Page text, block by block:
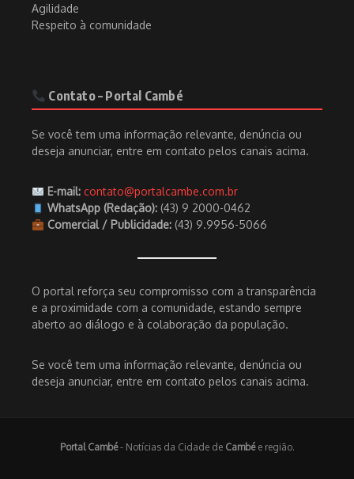
Agilidade
Respeito à comunidade
Contato – Portal Cambé
Se você tem uma informação relevante, denúncia ou
deseja anunciar, entre em contato pelos canais acima.
E-mail: contato@portalcambe.com.br
WhatsApp (Redação):(43) 9 2000-0462
Comercial / Publicidade:(43) 9.9956-5066
O portal reforça seu compromisso com a transparência
e a proximidade com a comunidade, estando sempre
aberto ao diálogo e à colaboração da população.
Se você tem uma informação relevante, denúncia ou
deseja anunciar, entre em contato pelos canais acima.
Portal Cambé- Notícias da Cidade de Cambée região.